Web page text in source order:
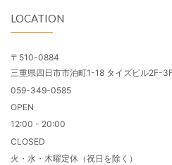
LOCATION
〒510-0884
三重県四日市市泊町1-18 タイズビル2F-
059-349-0585
OPEN
12:00 - 20:00
CLOSED
火・水・木曜定休（祝日を除く）